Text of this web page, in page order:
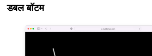
डबल बॉटम